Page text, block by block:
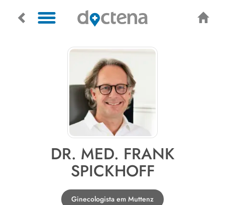
DR. MED. FRANK
SPICKHOFF
Ginecologista em Muttenz